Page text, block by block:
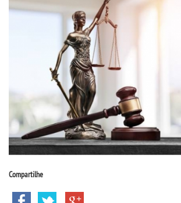
PROUNI
BACHARELADOS
LICENCIATURAS
TECNOLÓGICOS
VESTIBULAR
Compartilhe